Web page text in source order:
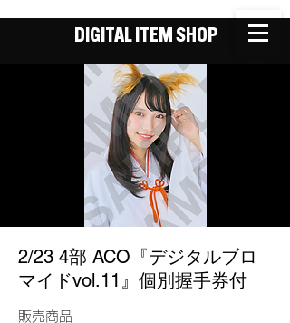
DIGITAL ITEM SHOP
2/23 4部 ACO『デジタルブロ
マイドvol.11』個別握手券付
販売商品